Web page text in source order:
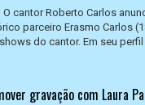
cantor Roberto Carlos
parceiro Erasmo Carlos
do cantor. Em seu
gravação com Laura